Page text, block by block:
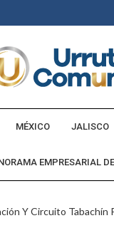
MÉXICO JALISCO
EMPRESARIAL
Y Circuito Tabachín